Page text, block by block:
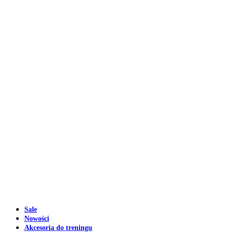
Sale
Nowości
Akcesoria do treningu